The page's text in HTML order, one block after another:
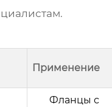
Применение
Фланцы с